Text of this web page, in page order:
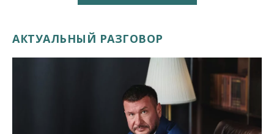
АКТУАЛЬНЫЙ РАЗГОВОР